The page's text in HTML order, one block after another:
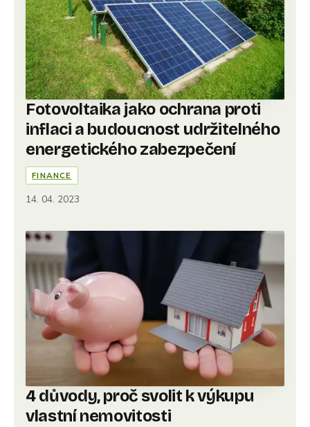
Fotovoltaika jako ochrana proti
inflaci a budoucnost udržitelného
energetického zabezpečení
FINANCE
14. 04. 2023
4 důvody, proč svolit k výkupu
vlastní nemovitosti